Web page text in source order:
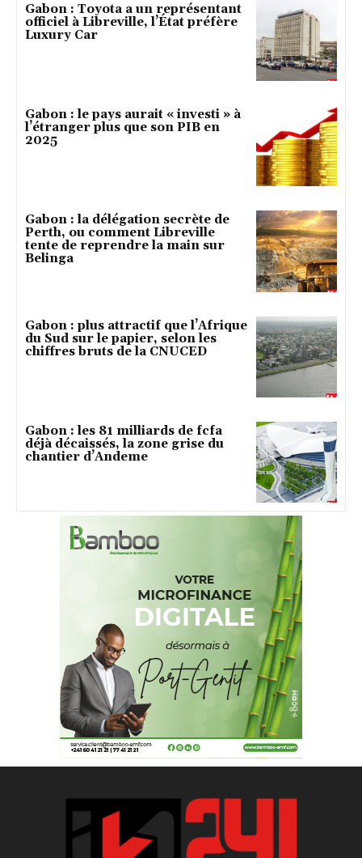
Gabon : Toyota a un représentant
officiel à Libreville, l’État préfère
Luxury Car
Gabon : le pays aurait « investi » à
l’étranger plus que son PIB en
2025
Gabon : la délégation secrète de
Perth, ou comment Libreville
tente de reprendre la main sur
Belinga
Gabon : plus attractif que l’Afrique
du Sud sur le papier, selon les
chiffres bruts de la CNUCED
Gabon : les 81 milliards de fcfa
déjà décaissés, la zone grise du
chantier d’Andeme